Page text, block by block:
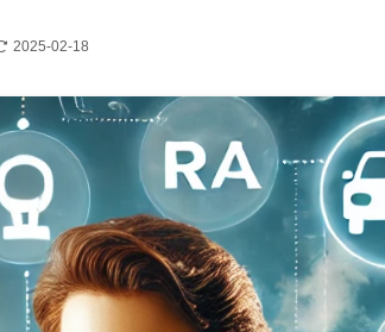
2025-02-18